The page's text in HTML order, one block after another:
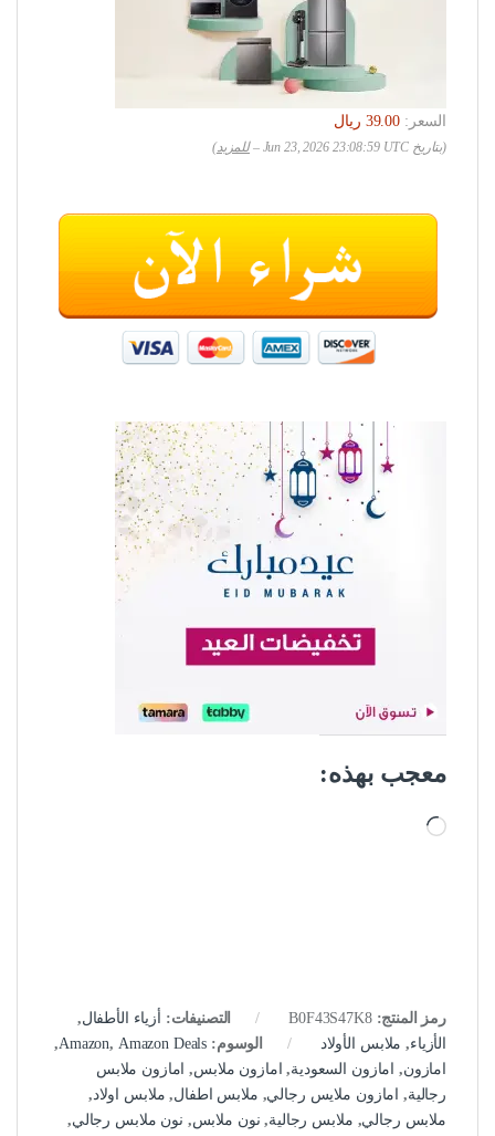
السعر:
‏39.00 ريال
(بتاريخ Jun 23, 2026 23:08:59 UTC – للمزيد)
معجب بهذه:
جاري التحميل…
رمز المنتج:B0F43S47K8 التصنيفات: أزياء الأطفال,
الأزياء, ملابس الأولاد الوسوم: Amazon, Amazon Deals
,
امازون, امازون السعودية, امازون ملابس, امازون ملابس
رجالية, امازون ملايس رجالي, ملابس اطفال, ملابس اولاد,
ملابس رجالي, ملابس رجالية, نون ملابس, نون ملابس رجالي,